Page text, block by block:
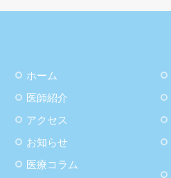
ホーム
医師紹介
アクセス
お知らせ
医療コラム